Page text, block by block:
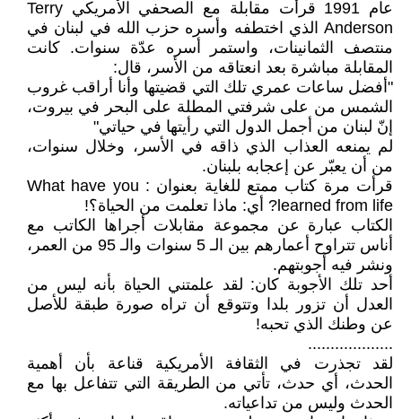
عام 1991 قرأت مقابلة مع الصحفي الأمريكي Terry
Anderson الذي اختطفه وأسره حزب الله في لبنان في
منتصف الثمانينات، واستمر أسره عدّة سنوات. كانت
المقابلة مباشرة بعد انعتاقه من الأسر، قال:
"أفضل ساعات عمري تلك التي قضيتها وأنا أراقب غروب
الشمس من على شرفتي المطلة على البحر في بيروت،
إنّ لبنان من أجمل الدول التي رأيتها في حياتي"
لم يمنعه العذاب الذي ذاقه في الأسر، وخلال سنوات،
من أن يعبّر عن إعجابه بلبنان.
قرأت مرة كتاب ممتع للغاية بعنوان : What have you
learned from life? أي: ماذا تعلمت من الحياة؟!
الكتاب عبارة عن مجموعة مقابلات أجراها الكاتب مع
أناس تتراوح أعمارهم بين الـ 5 سنوات والـ 95 من العمر،
ونشر فيه أجوبتهم.
أحد تلك الأجوبة كان: لقد علمتني الحياة بأنه ليس من
العدل أن تزور بلدا وتتوقع أن تراه صورة طبقة للأصل
عن وطنك الذي تحبه!
...................
لقد تجذرت في الثقافة الأمريكية قناعة بأن أهمية
الحدث، أي حدث، تأتي من الطريقة التي تتفاعل بها مع
الحدث وليس من تداعياته.